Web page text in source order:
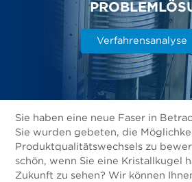
Verfahrensanalyse
Sie haben eine neue Faser in
Sie wurden gebeten, die
Produktqualitätswechsels zu
schön, wenn Sie eine Kristallkugel
Zukunft zu sehen? Wir können